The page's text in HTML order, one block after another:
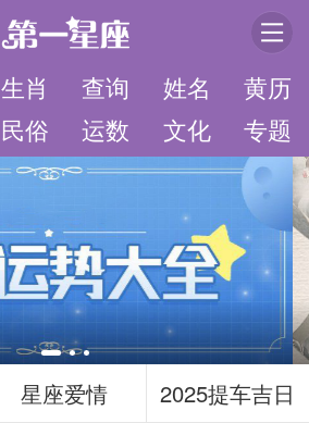
生肖 查询 姓名
黄历
民俗 运数 文化 专题
星座爱情
2025提车吉日